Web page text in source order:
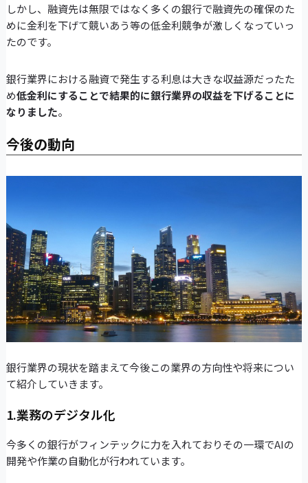
しかし、融資先は無限ではなく多くの銀行で融資先の確保のた
めに金利を下げて競いあう等の低金利競争が激しくなっていっ
たのです。
銀行業界における融資で発生する利息は大きな収益源だったた
め低金利にすることで結果的に銀行業界の収益を下げることに
なりました。
今後の動向
銀行業界の現状を踏まえて今後この業界の方向性や将来につい
て紹介していきます。
1.業務のデジタル化
今多くの銀行がフィンテックに力を入れておりその一環でAIの
開発や作業の自動化が行われています。